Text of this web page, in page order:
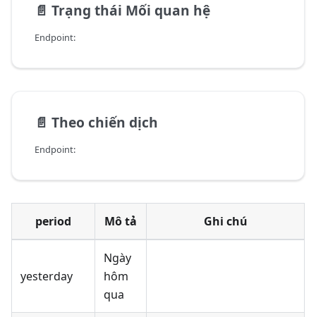
📄️ Trạng thái Mối quan hệ
Endpoint:
📄️ Theo chiến dịch
Endpoint:
period Mô tả Ghi chú
yesterday
Ngày
hôm
qua